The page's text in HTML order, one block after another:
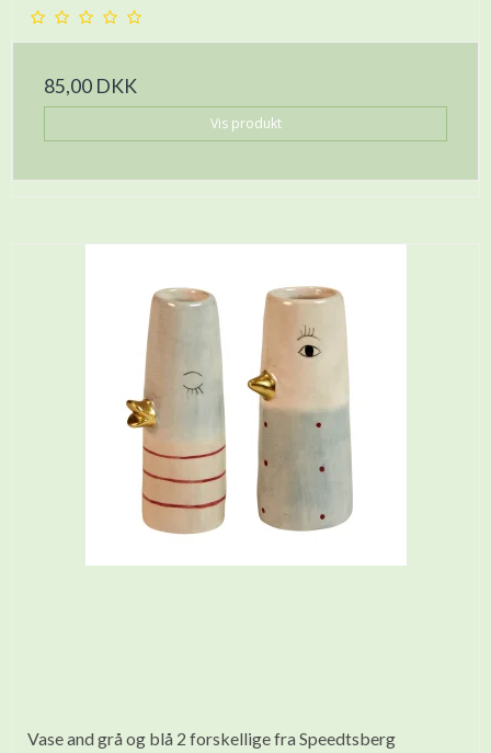
85,00 DKK
Vis produkt
Vase and grå og blå 2 forskellige fra Speedtsberg